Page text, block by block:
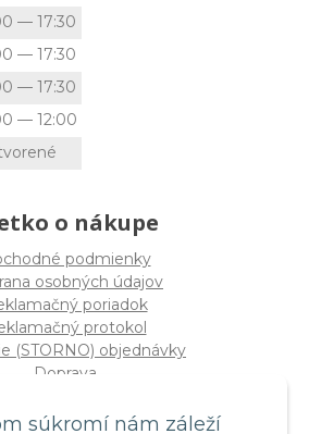
súkromí nám záleží
— 17:30
— 17:30
— 17:30
— 12:00
o nákupe
podmienky
osobných údajov
poriadok
protokol
(STORNO) objednávky
Doprava
súťaže "Vianoce 2025"